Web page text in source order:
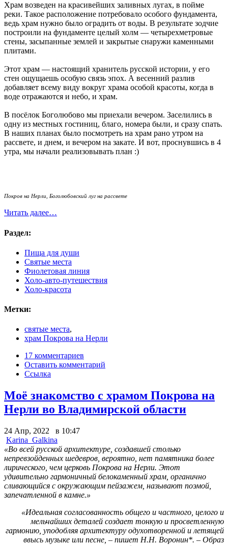
Храм возведен на красивейших заливных лугах, в пойме
реки. Такое расположение потребовало особого фундамента,
ведь храм нужно было оградить от воды. В результате зодчие
построили на фундаменте целый холм — четырехметровые
стены, засыпанные землей и закрытые снаружи каменными
плитами.
Этот храм — настоящий хранитель русской истории, у его
стен ощущаешь особую связь эпох. А весенний разлив
добавляет всему виду вокруг храма особой красоты, когда в
воде отражаются и небо, и храм.
В посёлок Боголюбово мы приехали вечером. Заселились в
одну из местных гостиниц, благо, номера были, и сразу спать.
В наших планах было посмотреть на храм рано утром на
рассвете, и днем, и вечером на закате. И вот, проснувшись в 4
утра, мы начали реализовывать план :)
Покров на Нерли, Боголюбовский луг на рассвете
Читать далее…
Раздел:
Пища для души
Святые места
Фиолетовая линия
Холо-авто-путешествия
Холо-красота
Метки:
святые места,
храм Покрова на Нерли
17 комментариев
Оставить комментарий
Ссылка
Моё знакомство с храмом Покрова на
Нерли во Владимирской области
24 Апр, 2022 в 10:47
Karina_Galkina
«Во всей русской архитектуре, создавшей столько
непревзойденных шедевров, вероятно, нет памятника более
лирического, чем церковь Покрова на Нерли. Этот
удивительно гармоничный белокаменный храм, органично
сливающийся с окружающим пейзажем, называют поэмой,
запечатленной в камне.»
«Идеальная согласованность общего и частного, целого и
мельчайших деталей создает тонкую и просветленную
гармонию, уподобляя архитектуру одухотворенной и летящей
ввысь музыке или песне, – пишет Н.Н. Воронин*. – Образ